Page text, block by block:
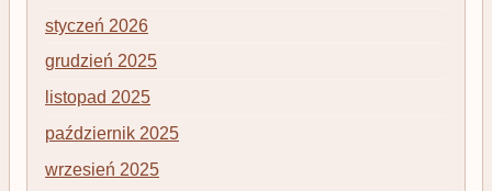
styczeń 2026
grudzień 2025
listopad 2025
październik 2025
wrzesień 2025